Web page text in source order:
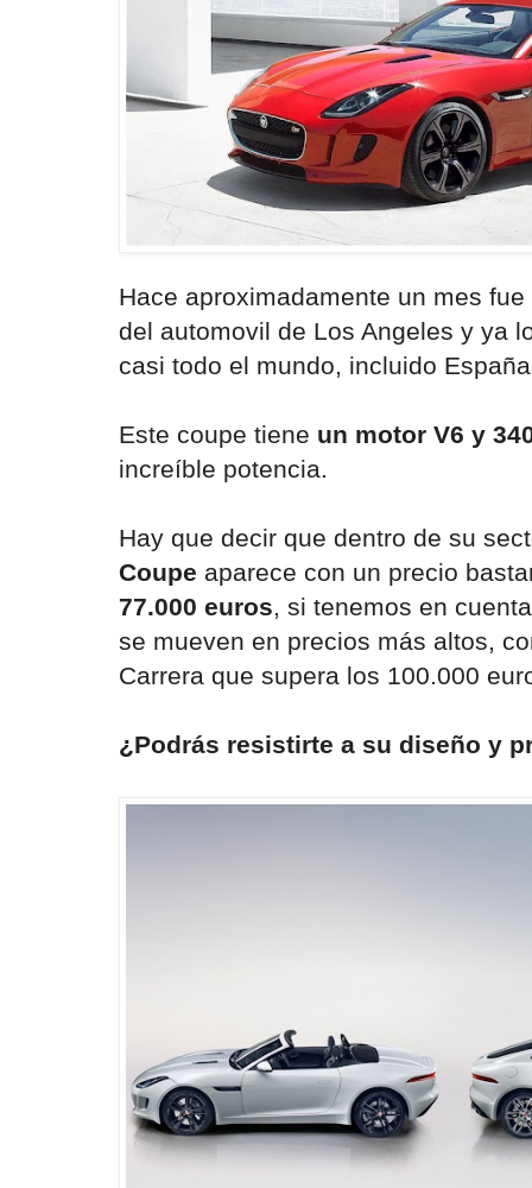
Hace aproximadamente un mes
del automovil de Los Angeles y ya
casi todo el mundo, incluido
Este coupe tiene un motor V6 y
increíble potencia.
Hay que decir que dentro de su
Coupe aparece con un precio
77.000 euros, si tenemos en
se mueven en precios más altos,
Carrera que supera los 100.000
¿Podrás resistirte a su diseño y